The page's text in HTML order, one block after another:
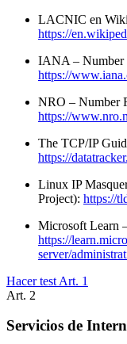
LACNIC en
https://
IANA – Number
https://
NRO – Number
https://
The TCP/IP
https://
Linux IP
Project): https://
Microsoft Learn
https://
server/
Hacer test Art. 1
Art. 2
Servicios de